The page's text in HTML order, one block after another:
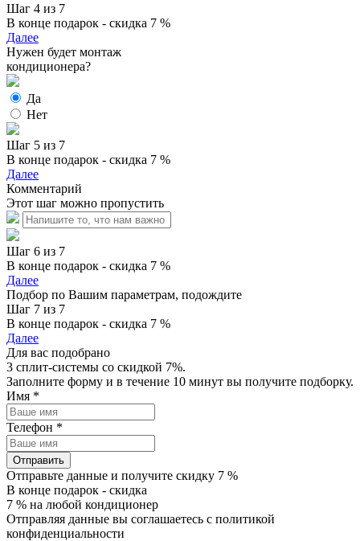
Шаг 4 из 7
В конце подарок - скидка 7 %
Далее
Нужен будет монтаж
кондиционера?
Да
Нет
Шаг 5 из 7
В конце подарок - скидка 7 %
Далее
Комментарий
Этот шаг можно пропустить
Шаг 6 из 7
В конце подарок - скидка 7 %
Далее
Подбор по Вашим параметрам, подождите
Шаг 7 из 7
В конце подарок - скидка 7 %
Далее
Для вас подобрано
3 сплит-системы со скидкой 7%.
Заполните форму и в течение 10 минут вы получите подборку.
Имя *
Телефон *
Отправить
Отправьте данные и получите скидку 7 %
В конце подарок - скидка
7 % на любой кондиционер
Отправляя данные вы соглашаетесь с политикой
конфиденциальности